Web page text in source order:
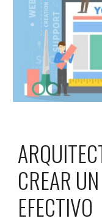
CREAR
EFECTIVO